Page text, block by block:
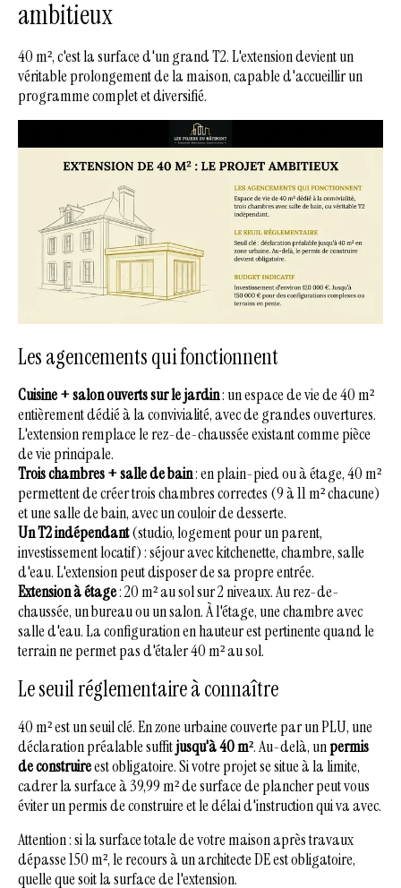
ambitieux
40 m², c'est la surface d'un grand T2. L'extension devient un
véritable prolongement de la maison, capable d'accueillir un
programme complet et diversifié.
Les agencements qui fonctionnent
Cuisine + salon ouverts sur le jardin: un espace de vie de 40 m²
entièrement dédié à la convivialité, avec de grandes ouvertures.
L'extension remplace le rez-de-chaussée existant comme pièce
de vie principale.
Trois chambres + salle de bain: en plain-pied ou à étage, 40 m²
permettent de créer trois chambres correctes (9 à 11 m² chacune)
et une salle de bain, avec un couloir de desserte.
Un T2 indépendant(studio, logement pour un parent,
investissement locatif) : séjour avec kitchenette, chambre, salle
d'eau. L'extension peut disposer de sa propre entrée.
Extension à étage: 20 m² au sol sur 2 niveaux. Au rez-de-
chaussée, un bureau ou un salon. À l'étage, une chambre avec
salle d'eau. La configuration en hauteur est pertinente quand le
terrain ne permet pas d'étaler 40 m² au sol.
Le seuil réglementaire à connaître
40 m² est un seuil clé. En zone urbaine couverte par un PLU, une
déclaration préalable suffitjusqu'à 40 m². Au-delà, unpermis
de construireest obligatoire. Si votre projet se situe à la limite,
cadrer la surface à 39,99 m² de surface de plancher peut vous
éviter un permis de construire et le délai d'instruction qui va avec.
Attention : si la surface totale de votre maison après travaux
dépasse 150 m², le recours à un architecte DE est obligatoire,
quelle que soit la surface de l'extension.